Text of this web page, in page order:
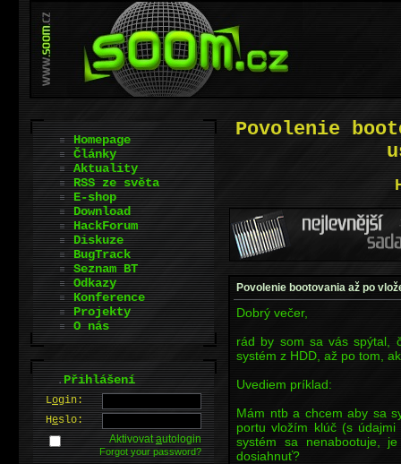
Povolenie
Povolenie bootovania až po
Dobrý večer,
rád by som sa vás spýtal,
systém z HDD, až po tom,
Uvediem príklad:
Mám ntb a chcem aby sa
portu vložím klúč (s
systém sa nenabootuje,
dosiahnuť?
Homepage
Články
Aktuality
RSS ze světa
E-shop
Download
HackForum
Diskuze
BugTrack
Seznam BT
Odkazy
Konference
Projekty
O nás
.Přihlášení
Login:
Heslo:
Aktivovatautologin
Forgot your password?